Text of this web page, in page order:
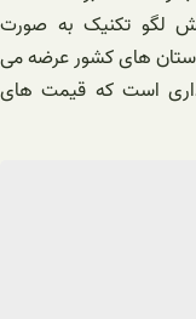
لگو تکنیک به صورت
های کشور عرضه می‌
است که قیمت ‌های